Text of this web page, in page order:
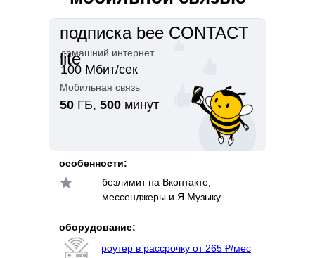
подписка bee CONTACT
lite
домашний интернет
Мобильная связь
100 Мбит/сек
50 ГБ, 500 минут
безлимит на Вконтакте,
мессенджеры и Я.Музыку
роутер в рассрочку от 265 ₽/мес
оборудование:
особенности: